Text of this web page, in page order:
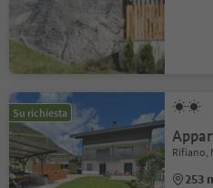
Su richiesta
Rifiano,
253